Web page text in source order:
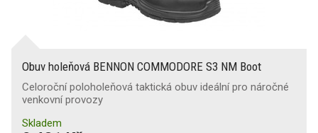
Obuv holeňová BENNON COMMODORE S3 NM Boot
Celoroční poloholeňová taktická obuv ideální pro náročné
venkovní provozy
Skladem